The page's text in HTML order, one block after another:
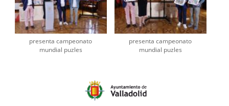
presenta campeonato
mundial puzles
presenta campeonato
mundial puzles